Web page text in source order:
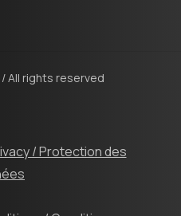
All rights reserved
/ Protection des